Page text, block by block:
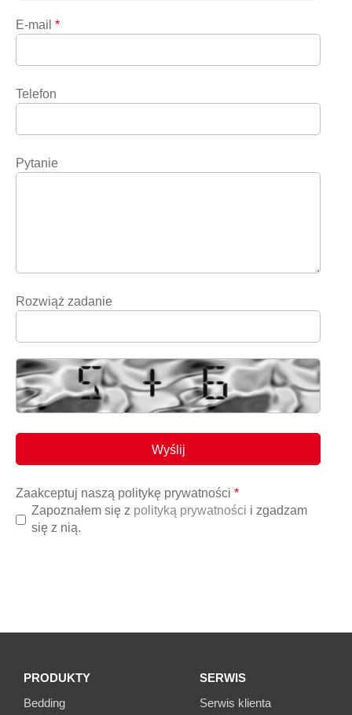
E-mail *
Telefon
Pytanie
Rozwiąż zadanie
Zaakceptuj naszą politykę prywatności *
Zapoznałem się z polityką prywatności i zgadzam
się z nią.
PRODUKTY
Bedding
SERWIS
Serwis klienta